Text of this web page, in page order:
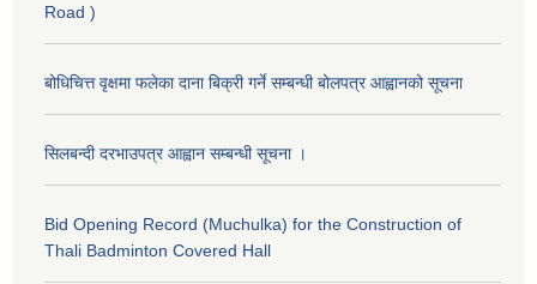
Road )
बोधिचित्त वृक्षमा फलेका दाना बिक्री गर्ने सम्बन्धी बोलपत्र आह्वानको सूचना
सिलबन्दी दरभाउपत्र आह्वान सम्बन्धी सूचना ।
Bid Opening Record (Muchulka) for the Construction of
Thali Badminton Covered Hall